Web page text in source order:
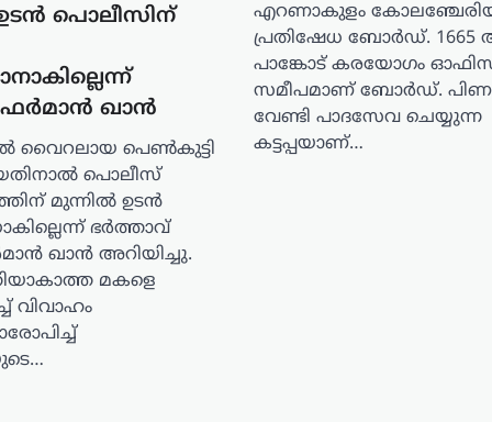
പൊലീസിന്
ഖാന്‍
വൈറലായ പെൺകുട്ടി
പൊലീസ്
മുന്നിൽ ഉടൻ
ഭർത്താവ്
ഖാൻ അറിയിച്ചു.
മകളെ
വിവാഹം
എറണാകുളം
പ്രതിഷേധ ബോർഡ്. 1665
പാങ്കോട് കരയോഗം
സമീപമാണ് ബോർഡ്.
വേണ്ടി പാദസേവ ചെയ്യുന്ന
കട്ടപ്പയാണ്…